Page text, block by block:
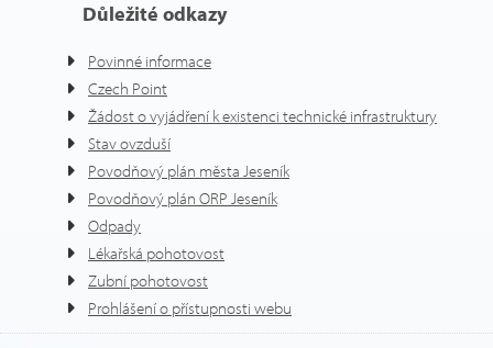
Důležité odkazy
Povinné informace
Czech Point
Žádost o vyjádření k existenci technické infrastruktury
Stav ovzduší
Povodňový plán města Jeseník
Povodňový plán ORP Jeseník
Odpady
Lékařská pohotovost
Zubní pohotovost
Prohlášení o přístupnosti webu